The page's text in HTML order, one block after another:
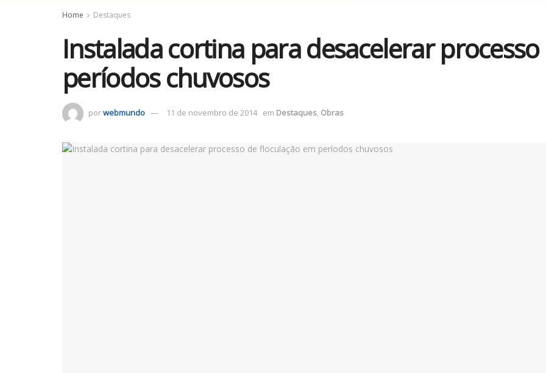
Home Destaques
Instalada cortina para desacelerar
períodos chuvosos
porwebmundo 11 de novembro de 2014 em Destaques, Obras